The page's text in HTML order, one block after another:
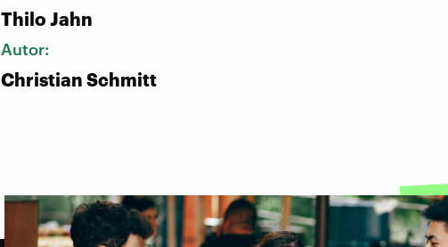
Thilo Jahn
Autor:
Christian Schmitt